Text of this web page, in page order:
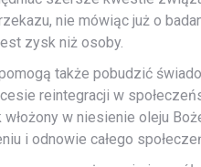
nie mówiąc już o
zysk niż osoby.
także pobudzić
reintegracji w
w niesienie oleju
i odnowie całego